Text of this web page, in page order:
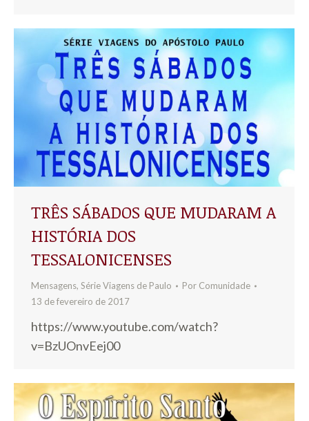
TRÊS SÁBADOS QUE MUDARAM A
HISTÓRIA DOS
TESSALONICENSES
Mensagens, Série Viagens de Paulo Por Comunidade
13 de fevereiro de 2017
https://www.youtube.com/watch?
v=BzUOnvEej00